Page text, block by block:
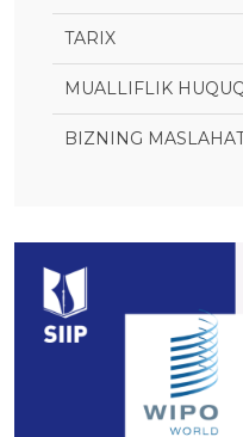
TARIX
MUALLIFLIK
BIZNING